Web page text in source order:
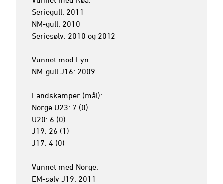
Seriegull: 2011
NM-gull: 2010
Seriesølv: 2010 og 2012
Vunnet med Lyn:
NM-gull J16: 2009
Landskamper (mål):
Norge U23: 7 (0)
U20: 6 (0)
J19: 26 (1)
J17: 4 (0)
Vunnet med Norge:
EM-sølv J19: 2011